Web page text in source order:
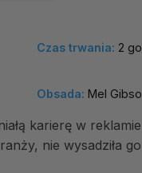
Czas trwania: 2
Obsada: Mel
karierę w
nie wysadziła